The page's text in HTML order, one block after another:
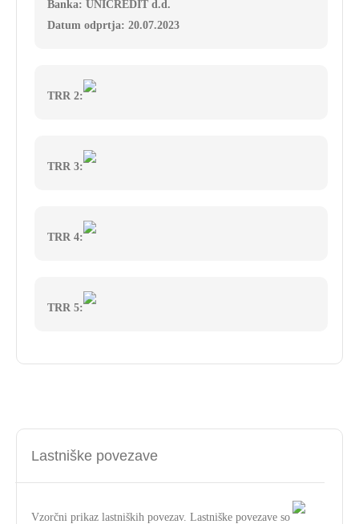
Banka: UNICREDIT d.d.
Datum odprtja: 20.07.2023
TRR 2:
TRR 3:
TRR 4:
TRR 5:
Lastniške povezave
Vzorčni prikaz lastniških povezav. Lastniške povezave so